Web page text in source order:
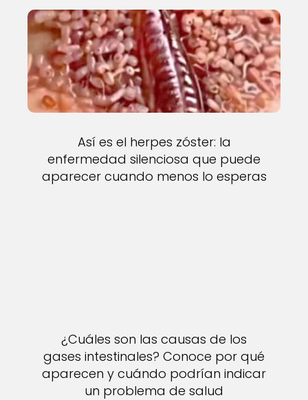
Así es el herpes zóster: la
enfermedad silenciosa que puede
aparecer cuando menos lo esperas
¿Cuáles son las causas de los
gases intestinales? Conoce por qué
aparecen y cuándo podrían indicar
un problema de salud